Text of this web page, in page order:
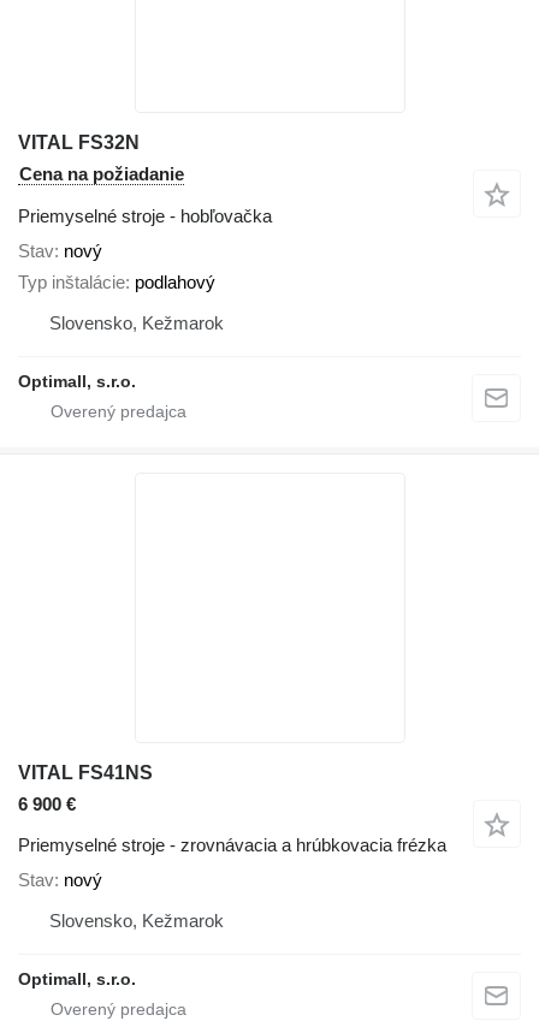
VITAL FS32N
Cena na požiadanie
Priemyselné stroje - hobľovačka
Stav nový
Typ inštalácie podlahový
Slovensko, Kežmarok
Optimall, s.r.o.
VITAL FS41NS
6 900 €
Priemyselné stroje - zrovnávacia a hrúbkovacia frézka
Stav nový
Slovensko, Kežmarok
Optimall, s.r.o.